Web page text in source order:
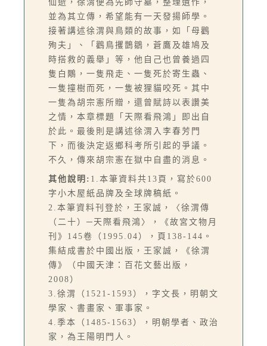
仙逝，徐渭便為先師守墓，整理遺作，
並為其立傳，希望能有一天發揚師學。
接著講述徐渭與鳥類的故事，如「母鸛
殉夫」、「鸛鳥攫鵲鶵，蒼鷹及雄鳩及
時搭救的義舉」等，他自己也曾養過四
隻白鷴，一隻飛走、一隻死於寄生蟲、
一隻撞樹而死，一隻被狸貓咬死。其中
一隻為胡宗憲所贈，還曾賦詩以表讚美
之情，本章標題「天際看飛鴻」即出自
於此。最後則是講述徐渭入李春芳門
下，而後決定返鄉科考所引起的爭議。
不久，傳來胡宗憲在獄中自盡的消息。
其他說明: 1.本筆資料共13頁，寫於600
字小木屋紙品牌及全球牌稿紙。
2.本筆資料刊登於，王家誠，〈徐渭傳
（二十）─天際看飛鴻〉，《故宮文物月
刊》145卷（1995.04），頁138-144。
集結成書於中國出版，王家誠，《徐渭
傳》（中國天津：百花文藝出版，
2008）
3.徐渭（1521-1593），字文長，明朝文
學家、書畫家、軍事家。
4.季本（1485-1563），明朝學者、政治
家，為王陽明門人。